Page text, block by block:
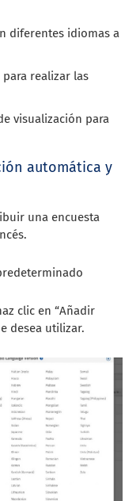
diferentes idiomas a
realizar las
visualización para
automática y
una encuesta
clic en “Añadir
desea utilizar.